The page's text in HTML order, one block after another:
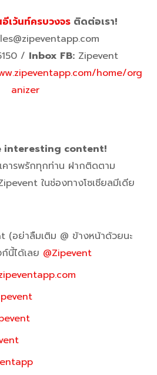
เว้นท์ครบวงจรติดต่อเรา!
/ Inbox FB: Zipevent
home/org
anizer
interesting content!
ารพรักทุกท่าน ฝากติดตาม
ในช่องทางโซเชียลมีเดีย
(อย่าลืมเติม @ ข้างหน้าด้วยนะ
นี้ได้เลย @Zipevent